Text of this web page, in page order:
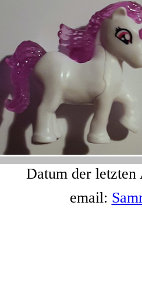
Datum der
email: